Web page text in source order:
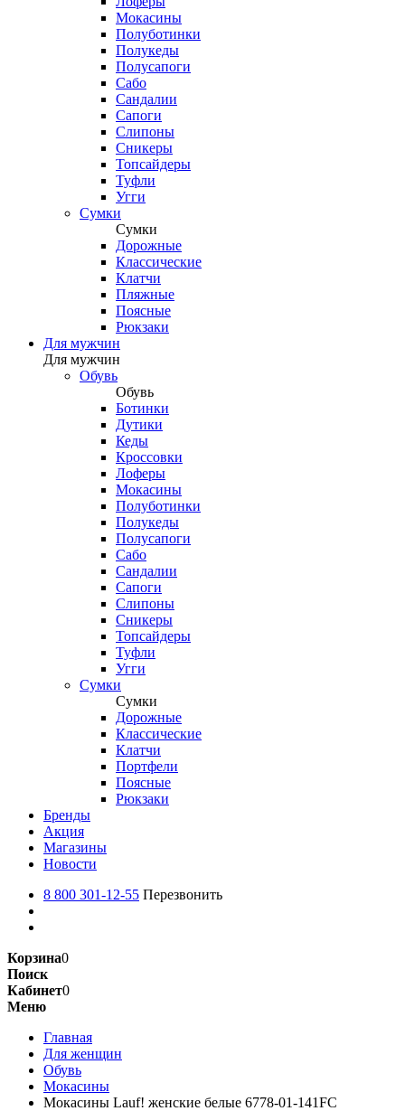
Мокасины
Полуботинки
Полукеды
Полусапоги
Сабо
Сандалии
Сапоги
Слипоны
Сникеры
Топсайдеры
Туфли
Угги
Сумки
Сумки
Дорожные
Классические
Клатчи
Пляжные
Поясные
Рюкзаки
Для мужчин
Для мужчин
Обувь
Обувь
Ботинки
Дутики
Кеды
Кроссовки
Лоферы
Мокасины
Полуботинки
Полукеды
Полусапоги
Сабо
Сандалии
Сапоги
Слипоны
Сникеры
Топсайдеры
Туфли
Угги
Сумки
Сумки
Дорожные
Классические
Клатчи
Портфели
Поясные
Рюкзаки
Бренды
Акция
Магазины
Новости
8 800 301-12-55 Перезвонить
Корзина0
Поиск
Кабинет0
Меню
Главная
Для женщин
Обувь
Мокасины
Мокасины Lauf! женские белые 6778-01-141FC